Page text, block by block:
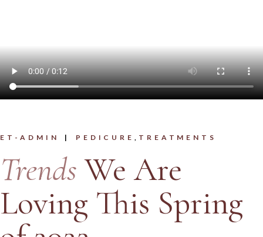
ET-ADMIN PEDICURE TREATMENTS
TrendsWe Are
Loving This Spring